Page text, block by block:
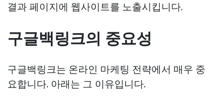
결과 페이지에 웹사이트를 노출시킵니다.
구글백링크의 중요성
구글백링크는 온라인 마케팅 전략에서 매우 중
요합니다. 아래는 그 이유입니다.